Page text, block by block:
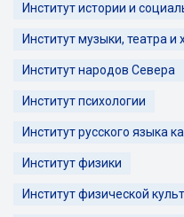
Институт истории и
Институт музыки, театра и
Институт народов Севера
Институт психологии
Институт русского языка
Институт физики
Институт физической